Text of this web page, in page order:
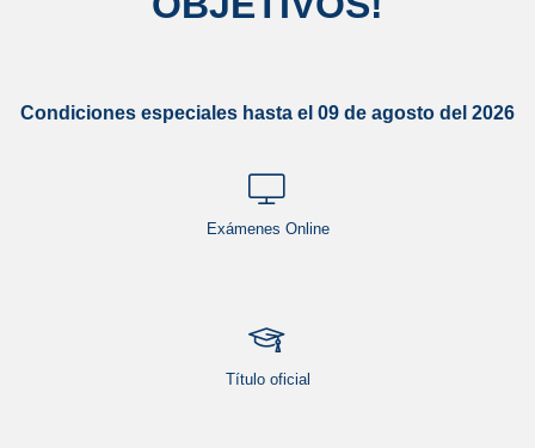
Condiciones especiales hasta el 09 de agosto del 2026
Exámenes Online
Título oficial